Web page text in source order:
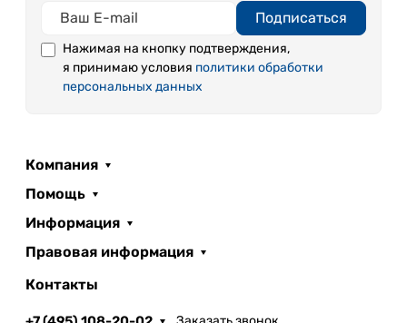
Подписаться
Нажимая на кнопку подтверждения,
я принимаю условия политики обработки
персональных данных
Компания
Помощь
Информация
Правовая информация
Контакты